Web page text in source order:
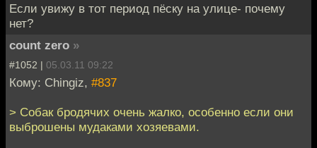
Если увижу в тот период пёску на улице- почему
нет?
count zero »
#1052 | 05.03.11 09:22
Кому: Chingiz, #837
> Собак бродячих очень жалко, особенно если они
выброшены мудаками хозяевами.